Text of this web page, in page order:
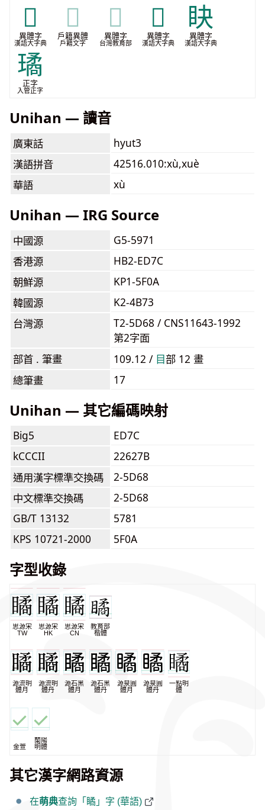
𥅛
異體字
漢語大字典
𥅛
戶籍異體
戶籍文字
𥅛
異體字
台灣教育部
𥅜
異體字
漢語大字典
䀗
異體字
漢語大字典
璚
正字
入管正字
Unihan — 讀音
廣東話
hyut3
漢語拼音
42516.010:xù,xuè
華語
xù
Unihan — IRG Source
中國源
G5-5971
香港源
HB2-ED7C
朝鮮源
KP1-5F0A
韓國源
K2-4B73
台灣源
T2-5D68 / CNS11643-1992
第2字面
部首 . 筆畫
109.12 / ⽬部 12 畫
總筆畫
17
Unihan — 其它編碼映射
Big5
ED7C
kCCCII
22627B
通用漢字標準交換碼
2-5D68
中文標準交換碼
2-5D68
GB/T 13132
5781
KPS 10721-2000
5F0A
字型收錄
思源宋
TW
思源宋
HK
思源宋
CN
教育部
楷體
源流明
體月
源流明
體丹
源石黑
體月
源石黑
體丹
源泉圓
體月
源泉圓
體丹
一點明
體
金萱
蘭陽
明體
其它漢字網路資源
在萌典查詢「瞲」字 (華語)